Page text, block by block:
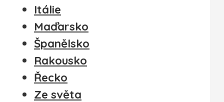
Itálie
Maďarsko
Španělsko
Rakousko
Řecko
Ze světa